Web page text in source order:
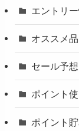
エントリ
オススメ品
セール予想
ポイント
ポイント